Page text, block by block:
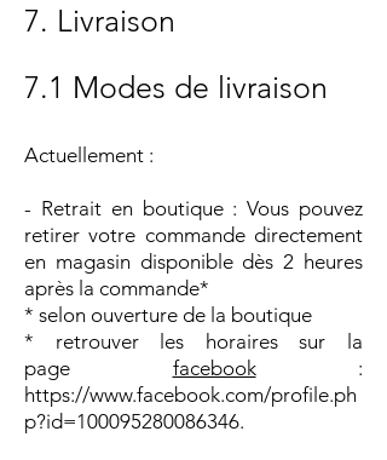
7. Livraison
7.1 Modes de livraison
Actuellement :
- Retrait en boutique : Vous pouvez
retirer votre commande directement
en magasin disponible dès 2 heures
après la commande*
* selon ouverture de la boutique
* retrouver les horaires sur la
page facebook:
https://www.facebook.com/profile.ph
p?id=100095280086346.